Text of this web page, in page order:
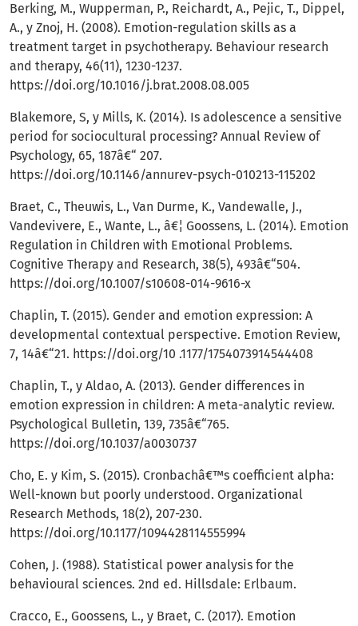
Berking, M., Wupperman, P., Reichardt, A., Pejic, T., Dippel,
A., y Znoj, H. (2008). Emotion-regulation skills as a
treatment target in psychotherapy. Behaviour research
and therapy, 46(11), 1230-1237.
https://doi.org/10.1016/j.brat.2008.08.005
Blakemore, S, y Mills, K. (2014). Is adolescence a sensitive
period for sociocultural processing? Annual Review of
Psychology, 65, 187â€“ 207.
https://doi.org/10.1146/annurev-psych-010213-115202
Braet, C., Theuwis, L., Van Durme, K., Vandewalle, J.,
Vandevivere, E., Wante, L., â€¦ Goossens, L. (2014). Emotion
Regulation in Children with Emotional Problems.
Cognitive Therapy and Research, 38(5), 493â€“504.
https://doi.org/10.1007/s10608-014-9616-x
Chaplin, T. (2015). Gender and emotion expression: A
developmental contextual perspective. Emotion Review,
7, 14â€“21. https://doi.org/10 .1177/1754073914544408
Chaplin, T., y Aldao, A. (2013). Gender differences in
emotion expression in children: A meta-analytic review.
Psychological Bulletin, 139, 735â€“765.
https://doi.org/10.1037/a0030737
Cho, E. y Kim, S. (2015). Cronbachâ€™s coefficient alpha:
Well-known but poorly understood. Organizational
Research Methods, 18(2), 207-230.
https://doi.org/10.1177/1094428114555994
Cohen, J. (1988). Statistical power analysis for the
behavioural sciences. 2nd ed. Hillsdale: Erlbaum.
Cracco, E., Goossens, L., y Braet, C. (2017). Emotion